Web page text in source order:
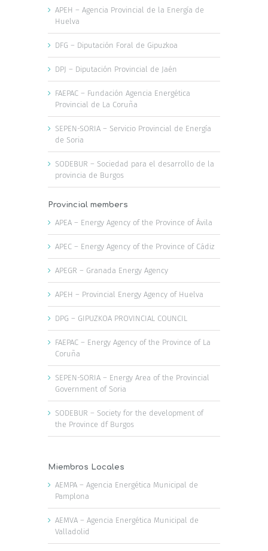
APEH – Agencia Provincial de la Energía de
Huelva
DFG – Diputación Foral de Gipuzkoa
DPJ – Diputación Provincial de Jaén
FAEPAC – Fundación Agencia Energética
Provincial de La Coruña
SEPEN-SORIA – Servicio Provincial de Energía
de Soria
SODEBUR – Sociedad para el desarrollo de la
provincia de Burgos
Provincial members
APEA – Energy Agency of the Province of Ávila
APEC – Energy Agency of the Province of Cádiz
APEGR – Granada Energy Agency
APEH – Provincial Energy Agency of Huelva
DPG – GIPUZKOA PROVINCIAL COUNCIL
FAEPAC – Energy Agency of the Province of La
Coruña
SEPEN-SORIA – Energy Area of the Provincial
Government of Soria
SODEBUR – Society for the development of
the Province df Burgos
Miembros Locales
AEMPA – Agencia Energética Municipal de
Pamplona
AEMVA – Agencia Energética Municipal de
Valladolid